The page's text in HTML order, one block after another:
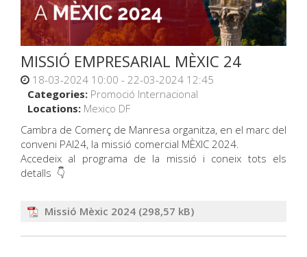
MISSIÓ EMPRESARIAL MÈXIC 24
18-03-2024 10:00 - 22-03-2024 12:45
Categories: Promoció Internacional
Locations: Mexico DF
Cambra de Comerç de Manresa organitza, en el marc del
conveni PAI24, la missió comercial MÈXIC 2024.
Accedeix al programa de la missió i coneix tots els
detalls 👇
Missió Mèxic 2024